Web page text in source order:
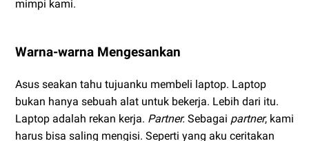
mimpi kami.
Warna-warna Mengesankan
Asus seakan tahu tujuanku membeli laptop. Laptop
bukan hanya sebuah alat untuk bekerja. Lebih dari itu.
Laptop adalah rekan kerja. Partner. Sebagai partner, kami
harus bisa saling mengisi. Seperti yang aku ceritakan